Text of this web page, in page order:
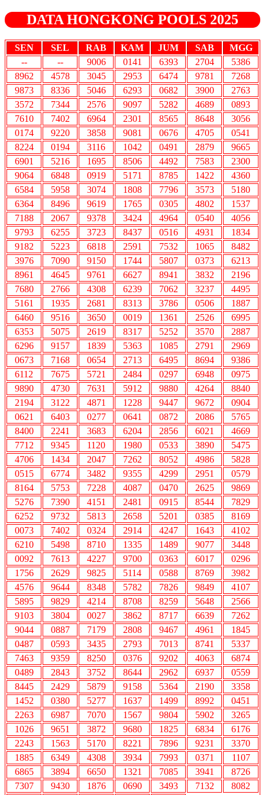
DATA HONGKONG POOLS 2025
SEN SEL RAB KAM JUM SAB
MGG
--
-- 9006 0141 6393 2704
5386
8962
4578 3045 2953 6474 9781
7268
9873
8336 5046 6293 0682 3900
2763
3572
7344 2576 9097 5282 4689
0893
7610
7402 6964 2301 8565 8648
3056
0174
9220 3858 9081 0676 4705
0541
8224
0194 3116 1042 0491 2879
9665
6901
5216 1695 8506 4492 7583
2300
9064
6848 0919 5171 8785 1422
4360
6584
5958 3074 1808 7796 3573
5180
6364
8496 9619 1765 0305 4802
1537
7188
2067 9378 3424 4964 0540
4056
9793
6255 3723 8437 0516 4931
1834
9182
5223 6818 2591 7532 1065
8482
3976
7090 9150 1744 5807 0373
6213
8961
4645 9761 6627 8941 3832
2196
7680
2766 4308 6239 7062 3237
4495
5161
1935 2681 8313 3786 0506
1887
6460
9516 3650 0019 1361 2526
6995
6353
5075 2619 8317 5252 3570
2887
6296
9157 1839 5363 1085 2791
2969
0673
7168 0654 2713 6495 8694
9386
6112
7675 5721 2484 0297 6948
0975
9890
4730 7631 5912 9880 4264
8840
2194
3122 4871 1228 9447 9672
0904
0621
6403 0277 0641 0872 2086
5765
8400
2241 3683 6204 2856 6021
4669
7712
9345 1120 1980 0533 3890
5475
4706
1434 2047 7262 8052 4986
5828
0515
6774 3482 9355 4299 2951
0579
8164
5753 7228 4087 0470 2625
9869
5276
7390 4151 2481 0915 8544
7829
6252
9732 5813 2658 5201 0385
8169
0073
7402 0324 2914 4247 1643
4102
6210
5498 8710 1335 1489 9077
3448
0092
7613 4227 9700 0363 6017
0296
1756
2629 9825 5114 0588 8769
3982
4576
9644 8348 5782 7826 9849
4107
5895
9829 4214 8708 8259 5648
2566
9103
3804 0027 3862 8717 6639
7262
9044
0887 7179 2808 9467 4961
1845
0487
0593 3435 2793 7013 8741
5337
7463
9359 8250 0376 9202 4063
6874
0489
2843 3752 8644 2962 6937
0559
8445
2429 5879 9158 5364 2190
3358
1452
0380 5277 1637 1499 8992
0451
2263
6987 7070 1567 9804 5902
3265
1026
9651 3872 9680 1825 6834
6176
2243
1563 5170 8221 7896 9231
3370
1885
6349 4308 3934 7993 0371
1107
6865
3894 6650 1321 7085 3941
8726
7307
9430 1876 0690 3493 7132
8082